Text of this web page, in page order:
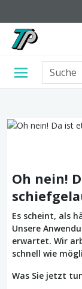
Oh nein!
Es scheint, als
Unsere
erwartet. Wir
schnell wie
Was Sie jetzt